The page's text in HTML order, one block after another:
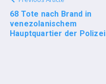
68 Tote nach Brand in
venezolanischem
Hauptquartier der Polizei